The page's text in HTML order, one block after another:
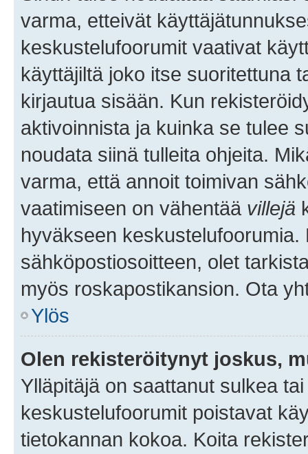
varma, etteivät
keskustelufoorumit vaativat
käyttäjiltä joko itse suoritettuna
kirjautua sisään. Kun
aktivoinnista ja kuinka se tulee
noudata siinä tulleita ohjeita.
varma, että annoit toimivan
vaatimiseen on vähentää villejä
hyväkseen
sähköpostiosoitteen, olet
myös roskapostikansion. Ota
Ylös
Olen rekisteröitynyt joskus,
Ylläpitäjä on saattanut sulkea
keskustelufoorumit poistavat
tietokannan kokoa. Koita